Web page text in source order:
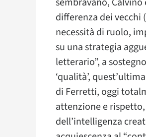
differenza dei vecchi
necessità di ruolo,
su una strategia
letterario”, a
‘qualità’,
di Ferretti, oggi
attenzione e
dell’intelligenza